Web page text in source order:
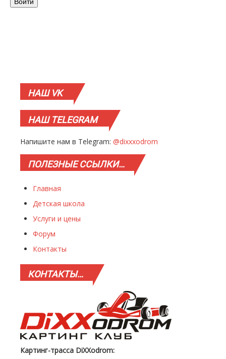
НАШVK
НАШTELEGRAM
Напишите нам в Telegram: @dixxxodrom
ПОЛЕЗНЫЕССЫЛКИ…
Главная
Детская школа
Услуги и цены
Форум
Контакты
КОНТАКТЫ…
Картинг-трасса DiXXodrom: